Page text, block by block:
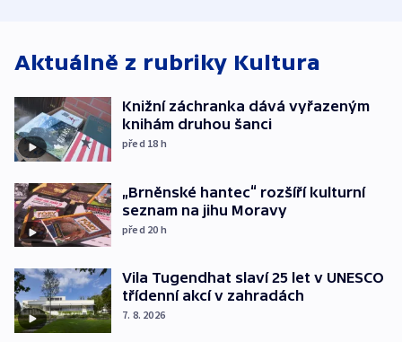
Aktuálně z rubriky Kultura
Knižní záchranka dává vyřazeným
knihám druhou šanci
před 18 h
„Brněnské hantec“ rozšíří kulturní
seznam na jihu Moravy
před 20 h
Vila Tugendhat slaví 25 let v UNESCO
třídenní akcí v zahradách
7. 8. 2026